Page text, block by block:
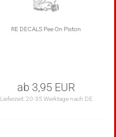
RE DECALS Pee On Piston
ab 3,95 EUR
Lieferzeit:20-35 Werktage nach DE